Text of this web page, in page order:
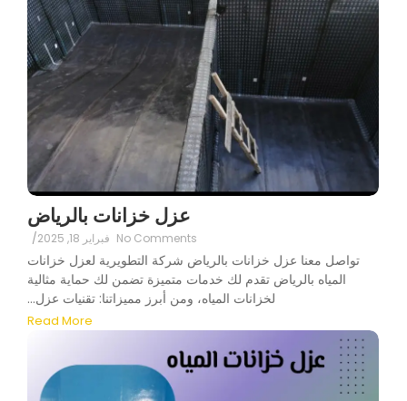
عزل خزانات بالرياض
فبراير 18, 2025 / No Comments
تواصل معنا عزل خزانات بالرياض شركة التطويرية لعزل خزانات
المياه بالرياض تقدم لك خدمات متميزة تضمن لك حماية مثالية
لخزانات المياه، ومن أبرز مميزاتنا: تقنيات عزل...
Read More